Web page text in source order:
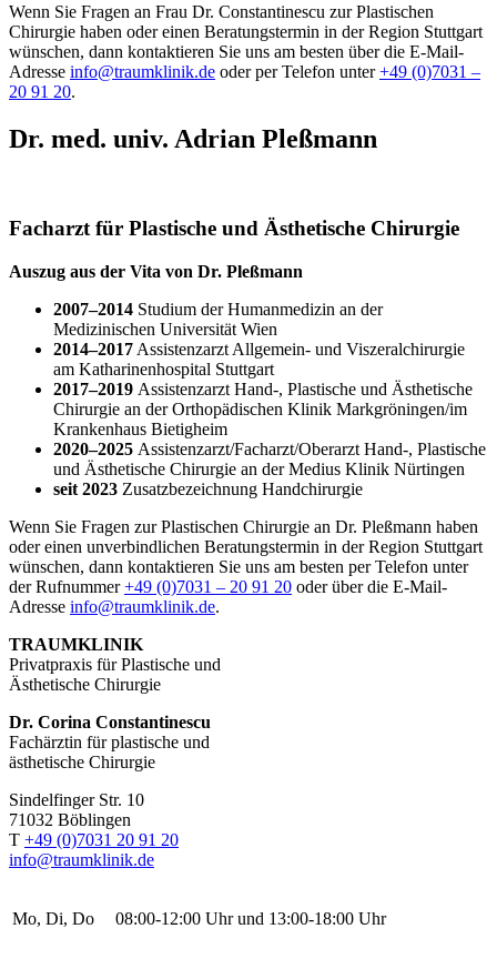
Wenn Sie Fragen an Frau Dr. Constantinescu zur Plastischen
Chirurgie haben oder einen Beratungstermin in der Region Stuttgart
wünschen, dann kontaktieren Sie uns am besten über die E-Mail-
Adresse info@traumklinik.de oder per Telefon unter+49 (0)7031 –
20 91 20.
Dr. med. univ. Adrian Pleßmann
Facharzt für Plastische und Ästhetische Chirurgie
Auszug aus der Vita von Dr. Pleßmann
2007–2014 Studium der Humanmedizin an der
Medizinischen Universität Wien
2014–2017 Assistenzarzt Allgemein- und Viszeralchirurgie
am Katharinenhospital Stuttgart
2017–2019 Assistenzarzt Hand-, Plastische und Ästhetische
Chirurgie an der Orthopädischen Klinik Markgröningen/im
Krankenhaus Bietigheim
2020–2025 Assistenzarzt/Facharzt/Oberarzt Hand-, Plastische
und Ästhetische Chirurgie an der Medius Klinik Nürtingen
seit 2023 Zusatzbezeichnung Handchirurgie
Wenn Sie Fragen zur Plastischen Chirurgie an Dr. Pleßmann haben
oder einen unverbindlichen Beratungstermin in der Region Stuttgart
wünschen, dann kontaktieren Sie uns am besten per Telefon unter
der Rufnummer+49 (0)7031 – 20 91 20 oder über die E-Mail-
Adresse info@traumklinik.de.
TRAUMKLINIK
Privatpraxis für Plastische und
Ästhetische Chirurgie
Dr. Corina Constantinescu
Fachärztin für plastische und
ästhetische Chirurgie
Sindelfinger Str. 10
71032 Böblingen
T +49 (0)7031 20 91 20
info@traumklinik.de
Mo, Di, Do 08:00-12:00 Uhr und 13:00-18:00 Uhr